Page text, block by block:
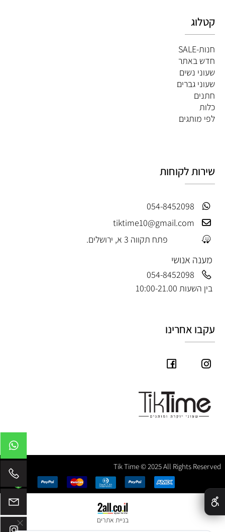
קטלוג
חנות-SALE
חדש באתר
שעוני נשים
שעוני גברים
חתנים
כלות
לפי מותגים
שירות לקוחות
054-8452098
tiktime10@gmail.com
פתח תקווה 3 א, ירושלים.
מענה אנושי
054-8452098
בין השעות 10:00-21.00
עקבו אחרינו
Tik Time © 2025 All Rights Reserved
בניית אתרים